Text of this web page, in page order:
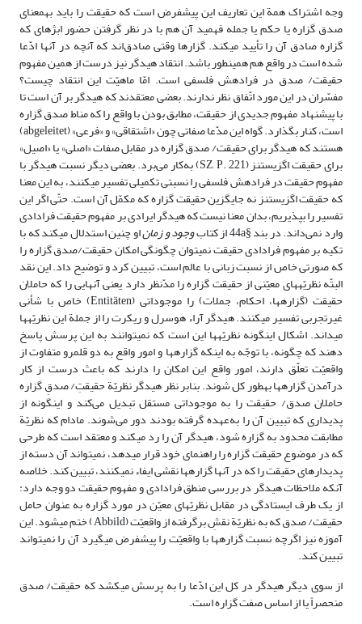
وجه اشتراک همة این تعاریف این پیش‏فرض است که حقیقت را باید به‏معناى
صدق گزاره یا حکم یا جمله فهمید آن هم با در نظر گرفتن حضور ابژه‏اى که
گزاره صادق آن را تأیید مى‏کند. گزارها وقتى صادق‌اند که آنچه در آنها ادّعا
شده است در واقع هم همین‏طور باشد. انتقاد هیدگر نیز درست از همین مفهوم
حقیقت/ صدق در فرادهش فلسفى است. امّا ماهیّت این انتقاد چیست؟
مفسّران در این مورد اتّفاق ‏نظر ندارند. بعضى معتقدند که هیدگر بر آن است تا
با پیشنهاد مفهوم جدیدى از حقیقت، مطابق بودن با واقع را که مناط صدق گزاره
است، کنار بگذارد. گواه این مدّعا صفاتی چون «اشتقاقى» و «فرعى» (abgeleitet)
هستند که هیدگر براى حقیقت/ صدق گزاره در مقابل صفات «اصلى» یا «اصیل»
براى حقیقت اگزیستنز (SZ, P. 221) به‌کار می‌برد. بعضى دیگر نسبت هیدگر با
مفهوم حقیقت در فرادهش فلسفى را نسبتى تکمیلى تفسیر مى‏کنند، به این معنا
که حقیقت اگزیستنز نه جایگزین حقیقت گزاره که مکمّل آن است. حتّى اگر این
تفسیر را بپذیریم، بدان معنا نیست که هیدگر ایرادى بر مفهوم حقیقت فرادادى
وارد نمی‌داند. در بند §44a از کتاب وجود و زماناو چنین استدلال مى‏کند که با
تکیه بر مفهوم فرادادى حقیقت نمى‏توان چگونگی امکان حقیقت/صدق گزاره را
که صورتى خاص از نسبت زبانى با عالم است، تبیین کرد و توضیح داد. این نقد
البتّه نظریّه‏هاى معیّنى از حقیقت گزاره را مدّنظر دارد یعنى آنهایى را که حاملان
حقیقت (گزاره‏ها، احکام، جملات) را موجوداتى (Entitäten) خاص با شأنى
غیرتجربى تفسیر مى‏کنند. هیدگر آراء هوسرل و ریکرت را از جملة این نظریّه‏ها
مى‏داند. اشکال این‏گونه نظریّه‏ها این است که نمى‏توانند به این پرسش پاسخ
دهند که چگونه، با توجّه به اینکه گزاره‏ها و امور واقع به دو قلمرو متفاوت از
واقعیّت تعلّق دارند، امور واقع این امکان را دارند که باعث درست از کار
درآمدن گزاره‏ها به‏طور کل شوند. بنابر نظر هیدگر نظریّة حقیقتِ/ صدقِ گزاره
حاملان صدق/ حقیقت را به موجوداتى مستقل تبدیل می‌کند و اینگونه از
پدیداری که تبیین آن را به‌عهده گرفته بودند دور می‌شوند. مادام که نظریّة
مطابقت محدود به گزاره شود، هیدگر آن را رد مى‏کند و معتقد است که طرحى
که در موضوع حقیقت گزاره را راهنماى خود قرار مى‏دهد، نمى‏تواند آن دسته از
پدیدارهاى حقیقت را که در آنها گزاره‏ها نقشى ایفاء نمى‏کنند، تبیین کند. خلاصه
آنکه ملاحظات هیدگر در بررسى منطق فرادادی و مفهوم حقیقت دو وجه دارد:
از یک طرف ایستادگی در مقابل نظریّه‏اى معیّن در مورد گزاره به عنوان حامل
حقیقت/ صدق که به نظریّة نقشِ برگرفته از واقعیّت (Abbild) ختم مى‏شود. این
آموزه نیز اگرچه نسبت گزاره‏ها با واقعیّت را پیش‏فرض مى‏گیرد آن را نمى‏تواند
تبیین کند.
از سوی دیگر هیدگر در کل این ادّعا را به پرسش مى‏کشد که حقیقت/ صدق
منحصراً یا از اساس صفت گزاره است.